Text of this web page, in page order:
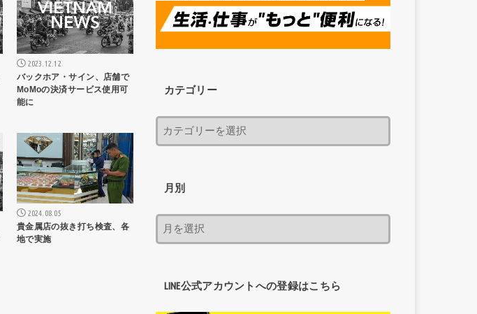
2023.12.12
バックホア・サイン、店舗で
MoMoの決済サービス使用可
能に
ニュース記事
2024.08.05
貴金属店の抜き打ち検査、各
地で実施
カテゴリー
月別
LINE公式アカウントへの登録はこちら